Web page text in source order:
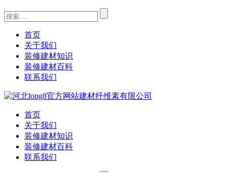
首页
关于我们
装修建材知识
装修建材百科
联系我们
首页
关于我们
装修建材知识
装修建材百科
联系我们